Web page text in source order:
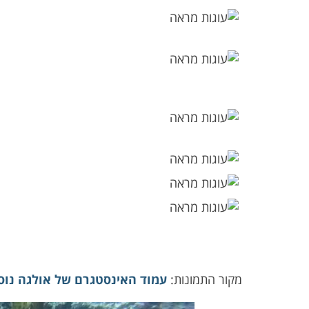
מקור התמונות: עמוד האינסטגרם של אולגה